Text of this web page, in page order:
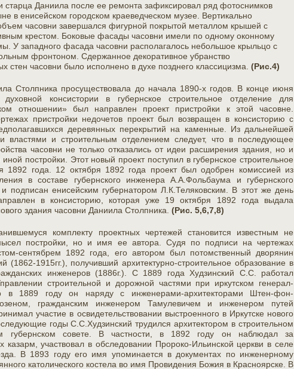
старца Даниила после ее ремонта зафиксировал ряд фотоснимков
в енисейском городском краеведческом музее. Вертикально
часовни завершался фигурной покрытой металлом крышей с
крестом. Боковые фасады часовни имели по одному оконному
У западного фасада часовни располагалось небольшое крыльцо с
фронтоном. Сдержанное декоративное убранство
стен часовни было исполнено в духе позднего классицизма. (Рис.4)
Столпника просуществовала до начала 1890-х годов. В конце июня
консистории в губернское строительное отделение для
отношении» был направлен проект пристройки к этой часовне.
пристройки недочетов проект был возвращен в консисторию с
деревянных перекрытий на каменные. Из дальнейшей
властями и строительным отделением следует, что в последующее
часовни не только отказались от идеи расширения здания, но и
постройки. Этот новый проект поступил в губернское строительное
1892 года. 12 октября 1892 года проект был одобрен комиссией из
в составе губернского инженера А.А.Фольбаума и губернского
и подписан енисейским губернатором Л.К.Теляковским. В этот же день
в консисторию, которая уже 19 октября 1892 года выдала
здания часовни Даниила Столпника. (Рис. 5,6,7,8)
комплекту проектных чертежей становится известным не
постройки, но и имя ее автора. Судя по подписи на чертежах
сентябрем 1892 года, его автором был потомственный дворянин
(1862-1915гг.), получивший архитектурно-строительное образование в
инженеров (1886г.). С 1889 года Худзинский С.С. работал
строительной и дорожной частями при иркутском генерал-
в 1889 году он наряду с инженерами-архитекторами Штен-фон-
гражданским инженером Тамулевичем и инженером путей
участие в освидетельствовании выстроенного в Иркутске нового
годы С.С.Худзинский трудился архитектором в строительном
губернском совете. В частности, в 1892 году он наблюдал за
казарм, участвовал в обследовании Пророко-Ильинской церкви в селе
В 1893 году его имя упоминается в документах по инженерному
католического костела во имя Провидения Божия в Красноярске. В